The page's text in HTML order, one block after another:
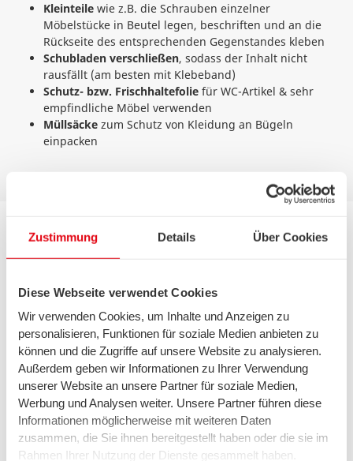
Zustimmung Details Über Cookies
Diese Webseite verwendet Cookies
Wir verwenden Cookies, um Inhalte und Anzeigen zu
personalisieren, Funktionen für soziale Medien anbieten zu
können und die Zugriffe auf unsere Website zu analysieren.
Außerdem geben wir Informationen zu Ihrer Verwendung
unserer Website an unsere Partner für soziale Medien,
Werbung und Analysen weiter. Unsere Partner führen diese
Informationen möglicherweise mit weiteren Daten
zusammen, die Sie ihnen bereitgestellt haben oder die sie im
Rahmen Ihrer Nutzung der Dienste gesammelt haben.
Kleinteile wie z.B. die Schrauben einzelner
Möbelstücke in Beutel legen, beschriften und an die
Rückseite des entsprechenden Gegenstandes kleben
Schubladen verschließen, sodass der Inhalt nicht
rausfällt (am besten mit Klebeband)
Schutz- bzw. Frischhaltefolie für WC-Artikel & sehr
empfindliche Möbel verwenden
Müllsäcke zum Schutz von Kleidung an Bügeln
einpacken
Nachdem Sie alles eingeladen haben und am Zielort
angelangt sind, überlegen Sie sich, wer das Ausladen
koordinieren soll. Am besten leiten Sie die helfenden
Hände bzw. das Umzugsunternehmen an, wo was
hinkommen soll. Diese Liste kann helfen:
Umzugscheckliste fürs Ausladen
Koordination beim Ausladen sollte eine Person
übernehmen